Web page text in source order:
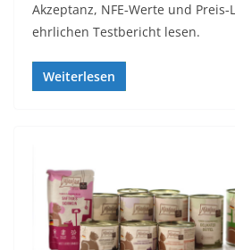
Akzeptanz, NFE‑Werte und
ehrlichen Testbericht lesen.
Weiterlesen